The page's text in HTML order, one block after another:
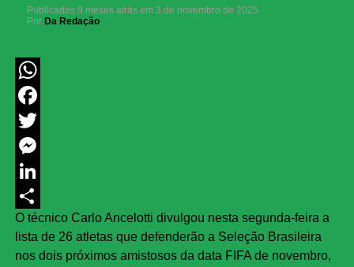
Publicados 9 meses atrás em 3 de novembro de 2025
Por Da Redação
WhatsApp
Facebook
Twitter
Messenger
LinkedIn
Share
O técnico Carlo Ancelotti divulgou nesta segunda-feira a
lista de 26 atletas que defenderão a Seleção Brasileira
nos dois próximos amistosos da data FIFA de novembro,